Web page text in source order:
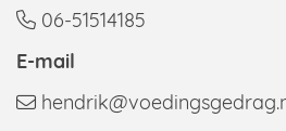
06-51514185
E-mail